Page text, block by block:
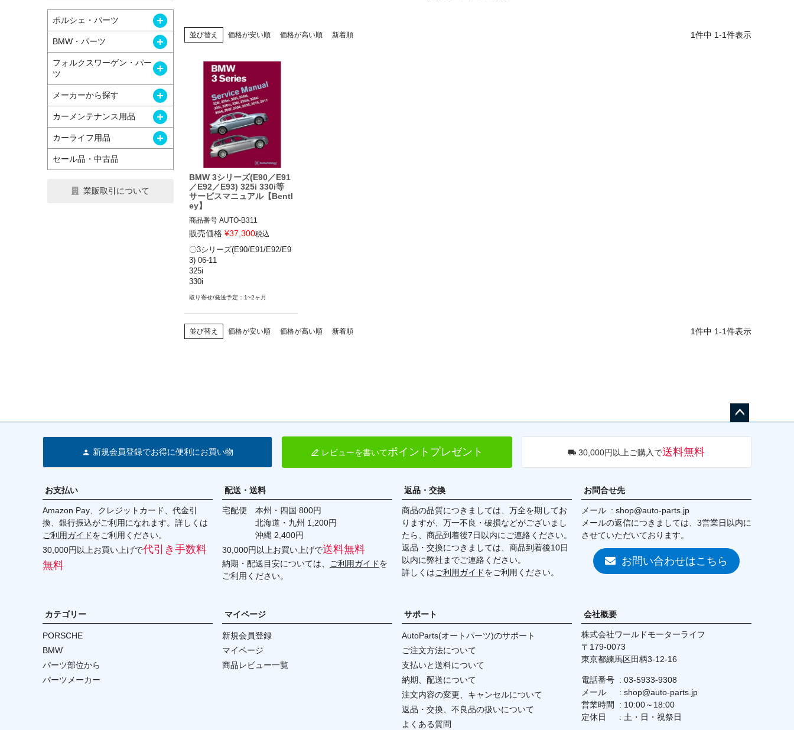
ポルシェ・パーツ
BMW・パーツ
フォルクスワーゲン・パー
ツ
メーカーから探す
カーメンテナンス用品
カーライフ用品
セール品・中古品
業販取引について
並び替え 価格が安い順 価格が高い順 新着順 1件中 1-1件表示
BMW 3シリーズ(E90／E91
／E92／E93) 325i 330i等
サービスマニュアル【Bentl
ey】
商品番号 AUTO-B311
B311
〇3シリーズ(E90/E91/E92/E93)
06-11
325i/xi
328i/xi
330i/xi
販売価格 ¥37,300税込
〇3シリーズ(E90/E91/E92/E9
3) 06-11
325i
330i
335i等
1~2ヶ月
並び替え 価格が安い順 価格が高い順 新着順 1件中 1-1件表示
へ
新規会員登録でお得に便利にお買い物 レビューを書いてポイントプレゼント 30,000円以上ご購入で送料無料
お支払い
Amazon Pay、クレジットカード、代金引
換、銀行振込がご利用になれます。詳しくは
ご利用ガイドをご利用ください。
30,000円以上お買い上げで代引き手数料
無料
配送・送料
宅配便 本州・四国 800円
北海道・九州 1,200円
沖縄 2,400円
30,000円以上お買い上げで送料無料
納期・配送目安については、 ご利用ガイドを
ご利用ください。
返品・交換
商品の品質につきましては、万全を期してお
りますが、万一不良・破損などがございまし
たら、商品到着後7日以内にご連絡ください。
返品・交換につきましては、商品到着後10日
以内に弊社までご連絡ください。
詳しくはご利用ガイドをご利用ください。
お問合せ先
メール
shop@auto-parts.jp
メールの返信につきましては、3営業日以内に
させていただいております。
お問い合わせはこちら
カテゴリー
PORSCHE
BMW
パーツ部位から
パーツメーカー
マイページ
新規会員登録
マイページ
商品レビュー一覧
サポート
AutoParts(オートパーツ)のサポート
ご注文方法について
支払いと送料について
納期、配送について
注文内容の変更、キャンセルについて
返品・交換、不良品の扱いについて
よくある質問
会社概要
株式会社ワールドモーターライフ
179-0073
東京都練馬区田柄3-12-16
電話番号
03-5933-9308
メール
shop@auto-parts.jp
営業時間
10:00～18:00
定休日
土・日・祝祭日